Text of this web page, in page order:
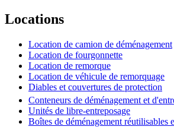
Locations
Location de camion de déménagement
Location de fourgonnette
Location de remorque
Location de véhicule de remorquage
Diables et couvertures de protection
Conteneurs de déménagement et
Unités de libre-entreposage
Boîtes de déménagement réutilisables